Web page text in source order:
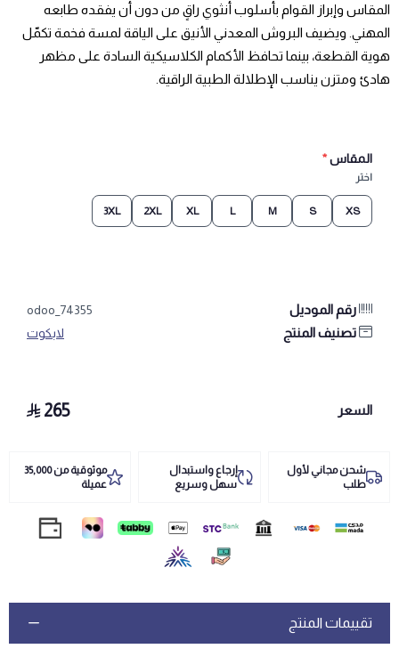
المقاس وإبراز القوام بأسلوب أنثوي راقٍ من دون أن يفقده طابعه
المهني. ويضيف البروش المعدني الأنيق على الياقة لمسة فخمة تكمّل
هوية القطعة، بينما تحافظ الأكمام الكلاسيكية السادة على مظهر
هادئ ومتزن يناسب الإطلالة الطبية الراقية.
المقاس*
اختر
XS
S
M
L
XL
2XL
3XL
رقم الموديل odoo_74355
تصنيف المنتج لابكوت
السعر 265
شحن مجاني لأول
طلب
إرجاع واستبدال
سهل وسريع
موثوقية من 35,000
عميلة
تقييمات المنتج